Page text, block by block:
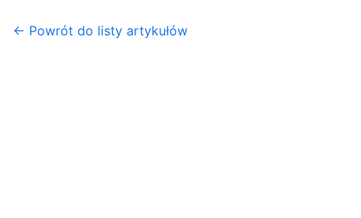
← Powrót do listy artykułów